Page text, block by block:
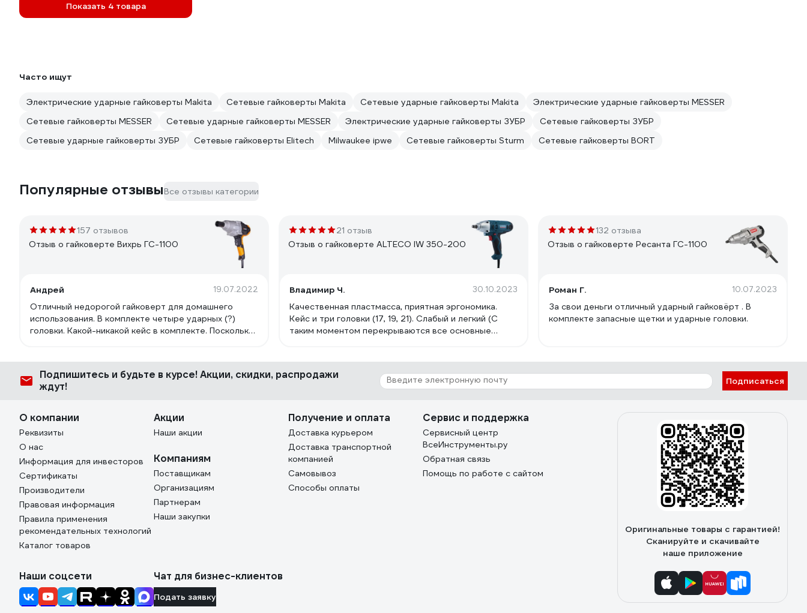
Показать 4 товара
Часто ищут
Электрические ударные гайковерты Makita Сетевые гайковерты Makita Сетевые ударные гайковерты Makita
Электрические ударные гайковерты MESSER
Сетевые гайковерты MESSER
Сетевые ударные гайковерты MESSER Электрические ударные гайковерты ЗУБР
Сетевые гайковерты ЗУБР
Сетевые ударные гайковерты ЗУБР
Сетевые гайковерты Elitech Milwaukee ipwe Сетевые гайковерты Sturm Сетевые гайковерты BORT
Популярные отзывыВсе отзывы категории
157 отзывов
Отзыв о гайковерте Вихрь ГС-1100
Андрей 19.07.2022
Отличный недорогой гайковерт для домашнего
использования. В комплекте четыре ударных (?)
головки. Какой-никакой кейс в комплекте. Поскольку
21 отзыв
Отзыв о гайковерте ALTECO IW 350-200
Владимир Ч. 30.10.2023
Качественная пластмасса, приятная эргономика.
Кейс и три головки (17, 19, 21). Слабый и легкий (С
таким моментом перекрываются все основные
позволяет крутить даже М6. Низкая цена за вполне
приемлемое качество. Подсветка (вот уж не думал,
132 отзыва
Отзыв о гайковерте Ресанта ГС-1100
Роман Г. 10.07.2023
За свои деньги отличный ударный гайковёрт . В
комплекте запасные щетки и ударные головки.
Подпишитесь и будьте в курсе! Акции, скидки, распродажи
ждут!
Подписаться
О компании
Реквизиты
О нас
Информация для инвесторов
Сертификаты
Производители
Правовая информация
Правила применения
рекомендательных технологий
Каталог товаров
Акции
Наши акции
Компаниям
Поставщикам
Организациям
Партнерам
Наши закупки
Получение и оплата
Доставка курьером
Доставка транспортной
компанией
Самовывоз
Способы оплаты
Сервис и поддержка
Сервисный центр
ВсеИнструменты.ру
Обратная связь
Помощь по работе с сайтом
Оригинальные товары с гарантией!
Сканируйте и скачивайте
наше приложение
Наши соцсети Чат для бизнес-клиентов
Подать заявку